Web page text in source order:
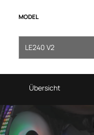
MODEL
LE240 V2
Übersicht